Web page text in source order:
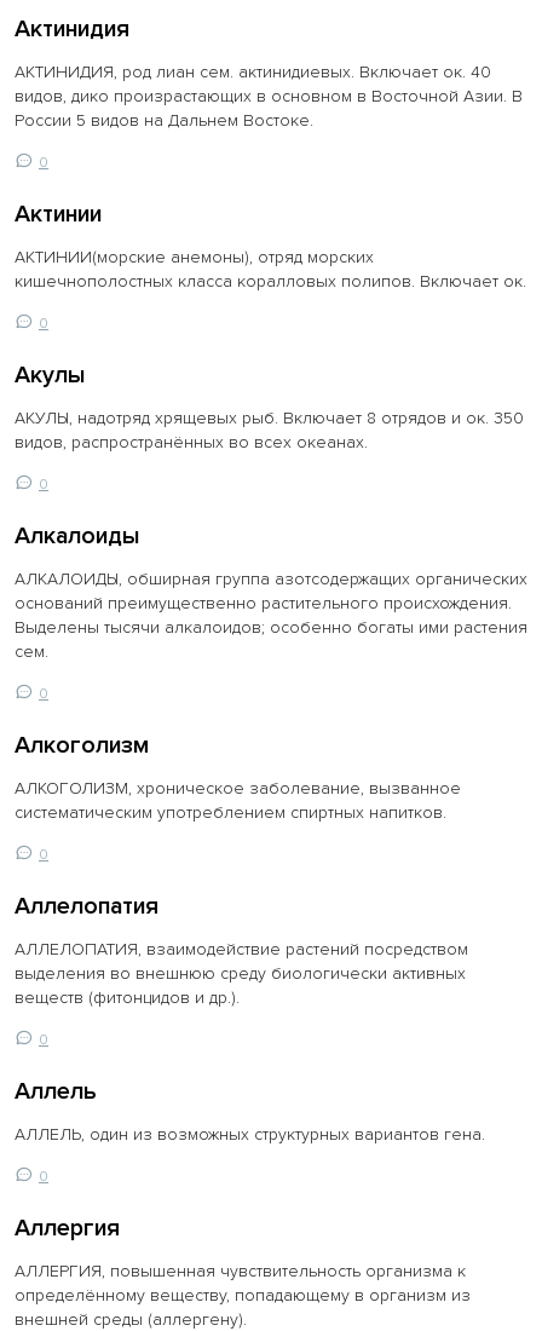
Актинидия
АКТИНИДИЯ, род лиан сем. актинидиевых. Включает ок. 40
видов, дико произрастающих в основном в Восточной Азии. В
России 5 видов на Дальнем Востоке.
0
Актинии
АКТИНИИ(морские анемоны), отряд морских
кишечнополостных класса коралловых полипов. Включает ок.
0
Акулы
АКУЛЫ, надотряд хрящевых рыб. Включает 8 отрядов и ок. 350
видов, распространённых во всех океанах.
0
Алкалоиды
АЛКАЛОИДЫ, обширная группа азотсодержащих органических
оснований преимущественно растительного происхождения.
Выделены тысячи алкалоидов; особенно богаты ими растения
сем.
0
Алкоголизм
АЛКОГОЛИЗМ, хроническое заболевание, вызванное
систематическим употреблением спиртных напитков.
0
Аллелопатия
АЛЛЕЛОПАТИЯ, взаимодействие растений посредством
выделения во внешнюю среду биологически активных
веществ (фитонцидов и др.).
0
Аллель
АЛЛЕЛЬ, один из возможных структурных вариантов гена.
0
Аллергия
АЛЛЕРГИЯ, повышенная чувствительность организма к
определённому веществу, попадающему в организм из
внешней среды (аллергену).